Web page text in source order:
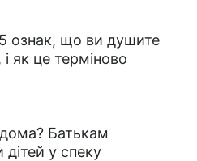
ознак, що ви душите
як це терміново
Батькам
у спеку